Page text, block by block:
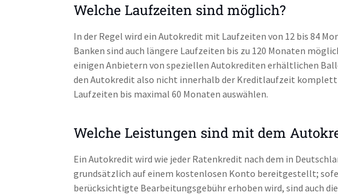
Welche Laufzeiten sind möglich?
In der Regel wird ein Autokredit mit Laufzeiten von 12 bis 84
Banken sind auch längere Laufzeiten bis zu 120 Monaten
einigen Anbietern von speziellen Autokrediten erhältlichen
den Autokredit also nicht innerhalb der Kreditlaufzeit
Laufzeiten bis maximal 60 Monaten auswählen.
Welche Leistungen sind mit dem
Ein Autokredit wird wie jeder Ratenkredit nach dem in
grundsätzlich auf einem kostenlosen Konto bereitgestellt;
berücksichtigte Bearbeitungsgebühr erhoben wird, sind auch